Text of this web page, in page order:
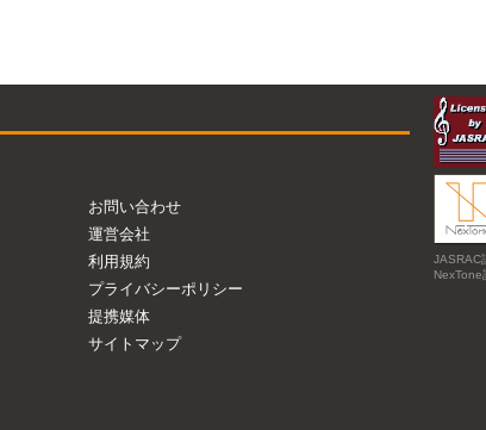
お問い合わせ
運営会社
利用規約
プライバシーポリシー
提携媒体
サイトマップ
JASRAC